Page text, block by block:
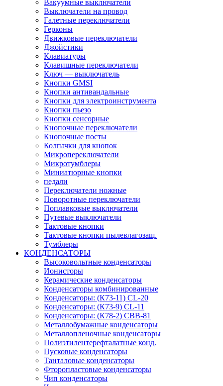
Вакуумные выключатели
Выключатели на провод
Галетные переключатели
Герконы
Движковые переключатели
Джойстики
Клавиатуры
Клавишные переключатели
Ключ — выключатель
Кнопки GMSI
Кнопки антивандальные
Кнопки для электроинструмента
Кнопки пьезо
Кнопки сенсорные
Кнопочные переключатели
Кнопочные посты
Колпачки для кнопок
Микропереключатели
Микротумблеры
Миниатюрные кнопки
педали
Переключатели ножные
Поворотные переключатели
Поплавковые выключатели
Путевые выключатели
Тактовые кнопки
Тактовые кнопки пылевлагозащ.
Тумблеры
КОНДЕНСАТОРЫ
Высоковольтные конденсаторы
Ионисторы
Керамические конденсаторы
Конденсаторы комбинированные
Конденсаторы: (К73-11) CL-20
Конденсаторы: (К73-9) CL-11
Конденсаторы: (К78-2) CBB-81
Металлобумажные конденсаторы
Металлопленочные конденсаторы
Полиэтилентерефталатные конд.
Пусковые конденсаторы
Танталовые конденсаторы
Фторопластовые конденсаторы
Чип конденсаторы